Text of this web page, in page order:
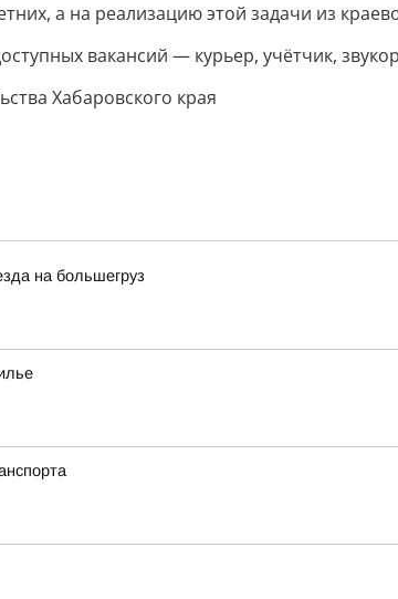
а на реализацию этой задачи из
вакансий — курьер, учётчик,
Хабаровского края
на большегруз